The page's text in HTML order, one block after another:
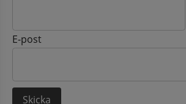
E-post